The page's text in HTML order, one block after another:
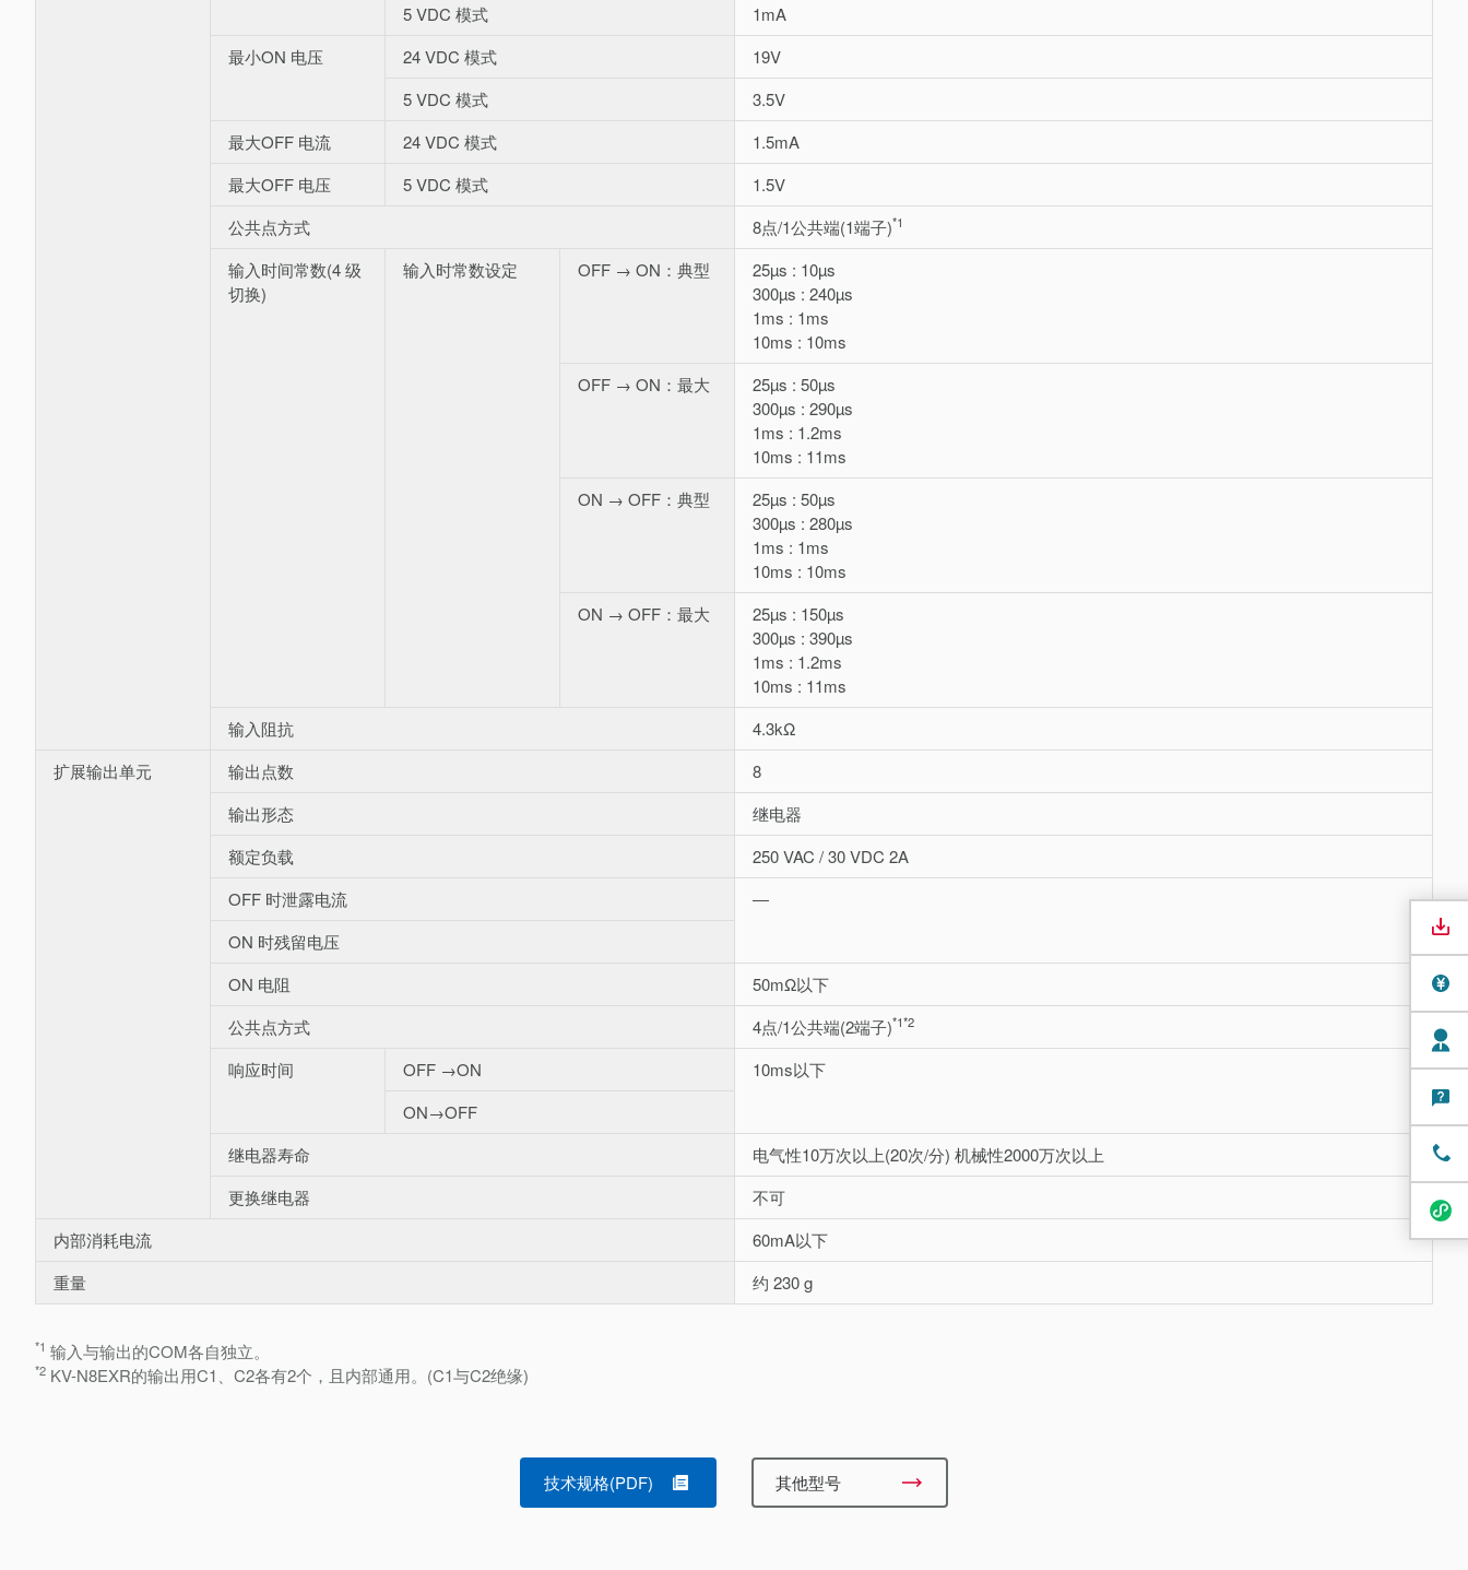
5 VDC 模式
1mA
最小ON 电压
24 VDC 模式
19V
5 VDC 模式
3.5V
最大OFF 电流
24 VDC 模式
1.5mA
最大OFF 电压
5 VDC 模式
1.5V
公共点方式
8点/1公共端(1端子)*1
输入时间常数(4 级
切换)
输入时常数设定 OFF → ON：典型
25µs : 10µs
300µs : 240µs
1ms : 1ms
10ms : 10ms
OFF → ON：最大
25µs : 50µs
300µs : 290µs
1ms : 1.2ms
10ms : 11ms
ON → OFF：典型
25µs : 50µs
300µs : 280µs
1ms : 1ms
10ms : 10ms
ON → OFF：最大
25µs : 150µs
300µs : 390µs
1ms : 1.2ms
10ms : 11ms
输入阻抗
4.3kΩ
扩展输出单元
输出点数
8
输出形态
继电器
额定负载
250 VAC / 30 VDC 2A
OFF 时泄露电流
―
ON 时残留电压
ON 电阻
50mΩ以下
公共点方式
4点/1公共端(2端子)*1*2
响应时间 OFF →ON
10ms以下
ON→OFF
继电器寿命
电气性10万次以上(20次/分) 机械性2000万次以上
更换继电器
不可
内部消耗电流
60mA以下
重量
约 230 g
*1 输入与输出的COM各自独立。
*2 KV-N8EXR的输出用C1、C2各有2个，且内部通用。(C1与C2绝缘)
技术规格(PDF) 其他型号